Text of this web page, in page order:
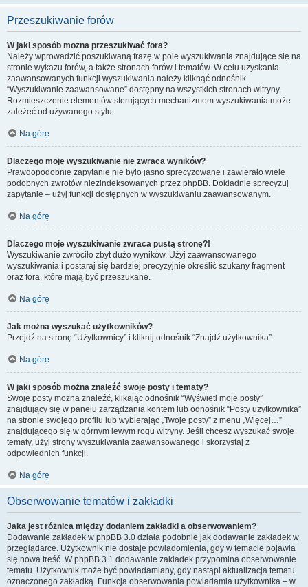
Przeszukiwanie forów
W jaki sposób można przeszukiwać fora?
Należy wprowadzić poszukiwaną frazę w pole wyszukiwania znajdujące się na
stronie wykazu forów, a także stronach forów i tematów. W celu uzyskania
zaawansowanych funkcji wyszukiwania należy kliknąć odnośnik
“Wyszukiwanie zaawansowane” dostępny na wszystkich stronach witryny.
Rozmieszczenie elementów sterujących mechanizmem wyszukiwania może
zależeć od używanego stylu.
Na górę
Dlaczego moje wyszukiwanie nie zwraca wyników?
Prawdopodobnie zapytanie nie było jasno sprecyzowane i zawierało wiele
podobnych zwrotów niezindeksowanych przez phpBB. Dokładnie sprecyzuj
zapytanie – użyj funkcji dostępnych w wyszukiwaniu zaawansowanym.
Na górę
Dlaczego moje wyszukiwanie zwraca pustą stronę?!
Wyszukiwanie zwróciło zbyt dużo wyników. Użyj zaawansowanego
wyszukiwania i postaraj się bardziej precyzyjnie określić szukany fragment
oraz fora, które mają być przeszukane.
Na górę
Jak można wyszukać użytkowników?
Przejdź na stronę “Użytkownicy” i kliknij odnośnik “Znajdź użytkownika”.
Na górę
W jaki sposób można znaleźć swoje posty i tematy?
Swoje posty można znaleźć, klikając odnośnik “Wyświetl moje posty”
znajdujący się w panelu zarządzania kontem lub odnośnik “Posty użytkownika”
na stronie swojego profilu lub wybierając „Twoje posty” z menu „Więcej…”
znajdującego się w górnym lewym rogu witryny. Jeśli chcesz wyszukać swoje
tematy, użyj strony wyszukiwania zaawansowanego i skorzystaj z
odpowiednich funkcji.
Na górę
Obserwowanie tematów i zakładki
Jaka jest różnica między dodaniem zakładki a obserwowaniem?
Dodawanie zakładek w phpBB 3.0 działa podobnie jak dodawanie zakładek w
przeglądarce. Użytkownik nie dostaje powiadomienia, gdy w temacie pojawia
się nowa treść. W phpBB 3.1 dodawanie zakładek przypomina obserwowanie
tematu. Użytkownik może być powiadamiany, gdy nastąpi aktualizacja tematu
oznaczonego zakładką. Funkcja obserwowania powiadamia użytkownika – w